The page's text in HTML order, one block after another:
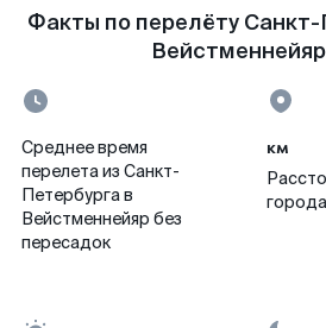
Факты по перелёту Санкт-
Вейстменнейяр
Среднее время
перелета из Санкт-
Петербурга в
Вейстменнейяр без
пересадок
км